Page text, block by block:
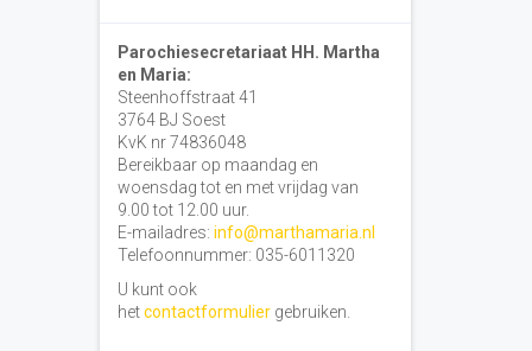
Parochiesecretariaat HH. Martha
en Maria:
Steenhoffstraat 41
3764 BJ Soest
KvK nr 74836048
Bereikbaar op maandag en
woensdag tot en met vrijdag van
9.00 tot 12.00 uur.
E-mailadres: info@marthamaria.nl
Telefoonnummer: 035-6011320
U kunt ook
hetcontactformuliergebruiken.